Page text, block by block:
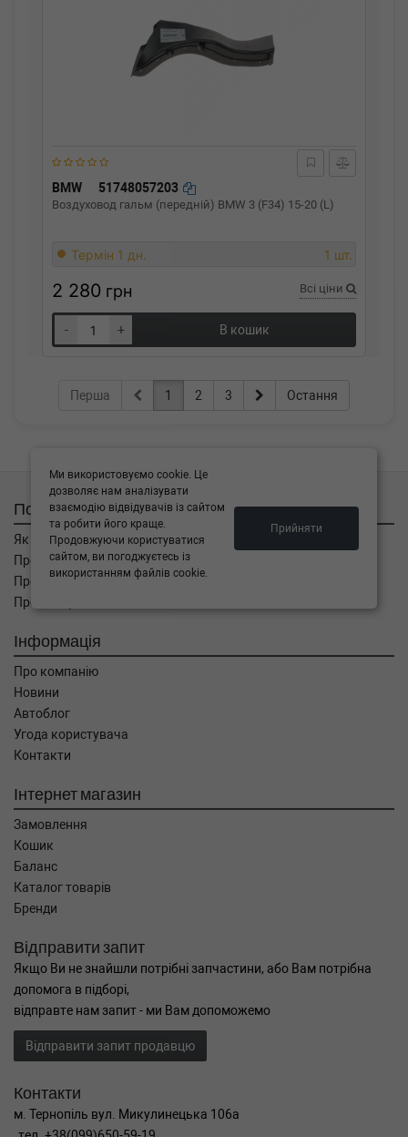
BMW 51748057203
Воздуховод гальм (передній) BMW 3 (F34) 15-20 (L)
Термін 1 дн. 1 шт.
2 280 грн Всі ціни
- + В кошик
Перша 1 2 3 Остання
Покупцям
Як замовити
Про оплату
Про доставку
Про повернення
Інформація
Про компанію
Новини
Автоблог
Угода користувача
Контакти
Інтернет магазин
Замовлення
Кошик
Баланс
Каталог товарів
Бренди
Відправити запит
Якщо Ви не знайшли потрібні запчастини, або Вам потрібна
допомога в підборі,
відправте нам запит - ми Вам допоможемо
Відправити запит продавцю
Контакти
м. Тернопіль вул. Микулинецька 106а
Ми використовуємо cookie. Це
дозволяє нам аналізувати
взаємодію відвідувачів із сайтом
та робити його краще.
Продовжуючи користуватися
сайтом, ви погоджуєтесь із
використанням файлів cookie.
Прийняти